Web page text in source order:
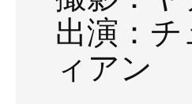
出演：
ィアン